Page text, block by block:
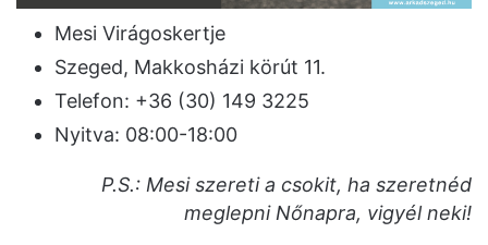
Mesi Virágoskertje
Szeged, Makkosházi körút 11.
Telefon: +36 (30) 149 3225
Nyitva: 08:00-18:00
P.S.: Mesi szereti a csokit, ha szeretnéd
meglepni Nőnapra, vigyél neki!